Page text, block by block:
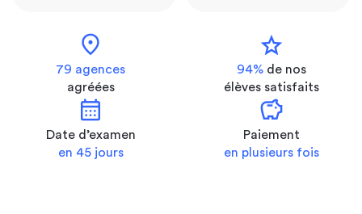
location_on
79 agences
agréées
star
94% de nos
élèves satisfaits
calendar_month
Date d’examen
en 45 jours
savings
Paiement
en plusieurs fois